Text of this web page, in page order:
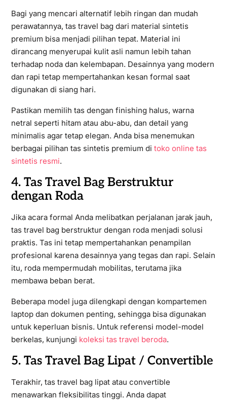
Bagi yang mencari alternatif lebih ringan dan mudah
perawatannya, tas travel bag dari material sintetis
premium bisa menjadi pilihan tepat. Material ini
dirancang menyerupai kulit asli namun lebih tahan
terhadap noda dan kelembapan. Desainnya yang modern
dan rapi tetap mempertahankan kesan formal saat
digunakan di siang hari.
Pastikan memilih tas dengan finishing halus, warna
netral seperti hitam atau abu-abu, dan detail yang
minimalis agar tetap elegan. Anda bisa menemukan
berbagai pilihan tas sintetis premium di toko online tas
sintetis resmi.
4. Tas Travel Bag Berstruktur
dengan Roda
Jika acara formal Anda melibatkan perjalanan jarak jauh,
tas travel bag berstruktur dengan roda menjadi solusi
praktis. Tas ini tetap mempertahankan penampilan
profesional karena desainnya yang tegas dan rapi. Selain
itu, roda mempermudah mobilitas, terutama jika
membawa beban berat.
Beberapa model juga dilengkapi dengan kompartemen
laptop dan dokumen penting, sehingga bisa digunakan
untuk keperluan bisnis. Untuk referensi model-model
berkelas, kunjungi koleksi tas travel beroda.
5. Tas Travel Bag Lipat / Convertible
Terakhir, tas travel bag lipat atau convertible
menawarkan fleksibilitas tinggi. Anda dapat